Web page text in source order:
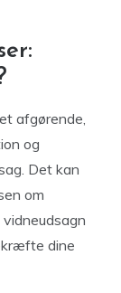
afgørende,
og
Det kan
om
dine